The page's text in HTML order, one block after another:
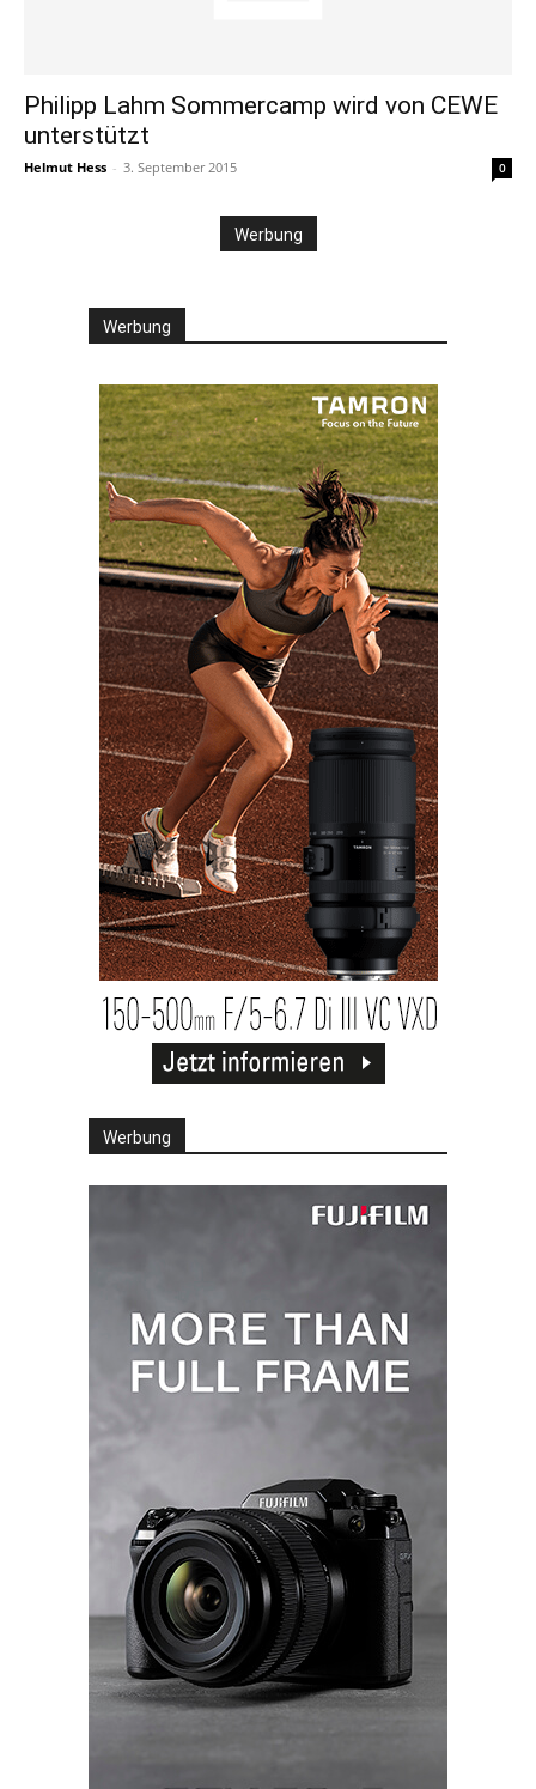
Philipp Lahm Sommercamp wird von CEWE
unterstützt
Helmut Hess - 3. September 2015 0
Werbung
Werbung
Werbung